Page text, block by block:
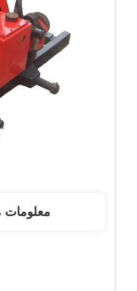
معلومات